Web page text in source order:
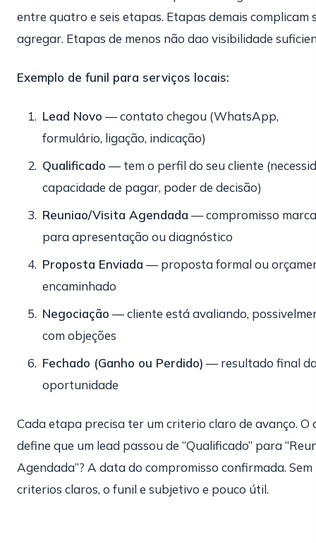
entre quatro e seis etapas. Etapas demais complicam
agregar. Etapas de menos não dao visibilidade
Exemplo de funil para serviços locais:
Lead Novo — contato chegou (WhatsApp,
formulário, ligação, indicação)
Qualificado — tem o perfil do seu cliente
capacidade de pagar, poder de decisão)
Reuniao/Visita Agendada — compromisso
para apresentação ou diagnóstico
Proposta Enviada — proposta formal ou
encaminhado
Negociação — cliente está avaliando,
com objeções
Fechado (Ganho ou Perdido) — resultado final
oportunidade
Cada etapa precisa ter um criterio claro de avanço. O
define que um lead passou de “Qualificado” para
Agendada”? A data do compromisso confirmada. Sem
criterios claros, o funil e subjetivo e pouco útil.